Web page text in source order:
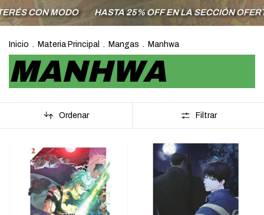
MODO HASTA 25% OFF EN LA SECCIÓN OFERTAS
Inicio . Materia Principal . Mangas . Manhwa
MANHWA
Ordenar Filtrar